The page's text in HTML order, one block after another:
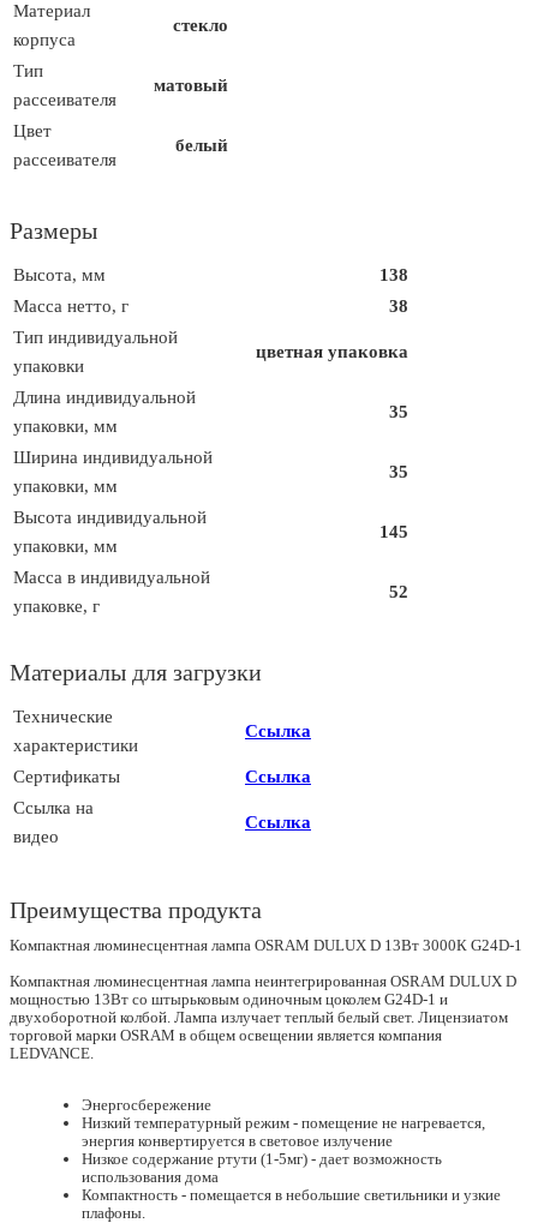
Материал
корпуса
стекло
Тип
рассеивателя
матовый
Цвет
рассеивателя
белый
Размеры
Высота, мм
138
Масса нетто, г
38
Тип индивидуальной
упаковки
цветная упаковка
Длина индивидуальной
упаковки, мм
35
Ширина индивидуальной
упаковки, мм
35
Высота индивидуальной
упаковки, мм
145
Масса в индивидуальной
упаковке, г
52
Материалы для загрузки
Технические
характеристики
Ссылка
Сертификаты
Ссылка
Ссылка на
видео
Ссылка
Преимущества продукта
Компактная люминесцентная лампа OSRAM DULUX D 13Вт 3000К G24D-1
Компактная люминесцентная лампа неинтегрированная OSRAM DULUX D
мощностью 13Вт со штырьковым одиночным цоколем G24D-1 и
двухоборотной колбой. Лампа излучает теплый белый свет. Лицензиатом
торговой марки OSRAM в общем освещении является компания
LEDVANCE.
Энергосбережение
Низкий температурный режим - помещение не нагревается,
энергия конвертируется в световое излучение
Низкое содержание ртути (1-5мг) - дает возможность
использования дома
Компактность - помещается в небольшие светильники и узкие
плафоны.